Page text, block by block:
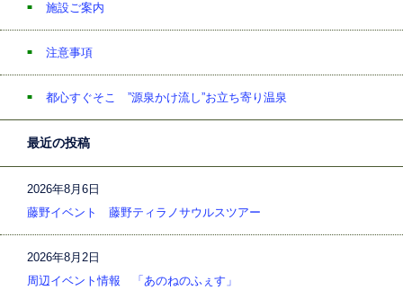
施設ご案内
注意事項
都心すぐそこ ”源泉かけ流し”お立ち寄り温泉
最近の投稿
2026年8月6日
藤野イベント 藤野ティラノサウルスツアー
2026年8月2日
周辺イベント情報 「あのねのふぇす」